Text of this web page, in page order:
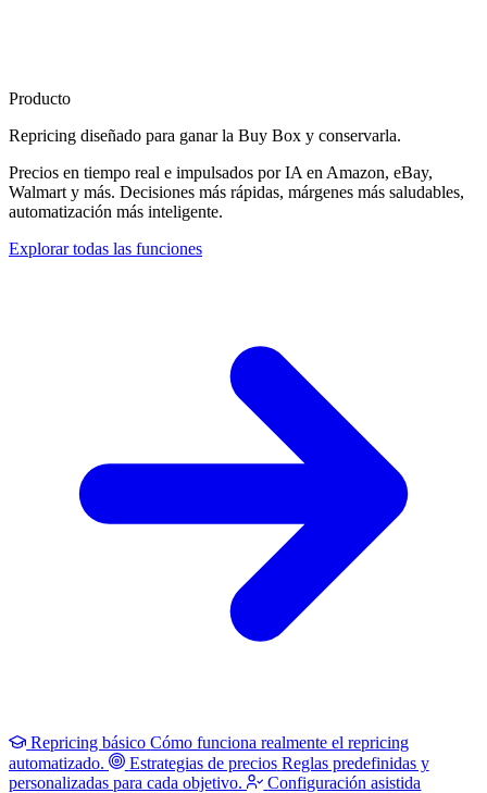
Producto
Repricing diseñado para ganar la Buy Box y conservarla.
Precios en tiempo real e impulsados por IA en Amazon, eBay,
Walmart y más. Decisiones más rápidas, márgenes más saludables,
automatización más inteligente.
Explorar todas las funciones
Repricing básico Cómo funciona realmente el repricing
automatizado.
Estrategias de precios Reglas predefinidas y
personalizadas para cada objetivo.
Configuración asistida